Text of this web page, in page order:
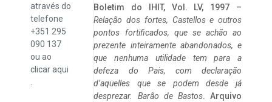
através do
telefone
+351 295
090 137
ou ao
clicaraqui
Boletim do IHIT, Vol. LV, 1997 –
Relação dos fortes, Castellos e outros
pontos fortificados, que se achão ao
prezente inteiramente abandonados, e
que nenhuma utilidade tem para a
defeza do Pais, com declaração
d’aquelles que se podem desde já
desprezar. Barão de Bastos. Arquivo